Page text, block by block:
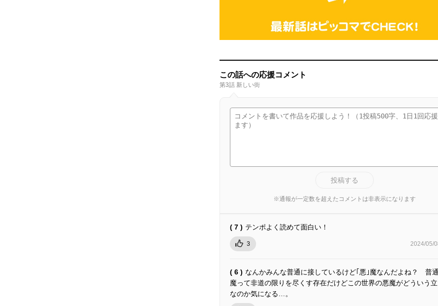
この話への応援コメント
第3話 新しい街
投稿する
※通報が一定数を超えたコメントは非表示になります
( 7 ) テンポよく読めて面白い！
3 2024/05/
( 6 ) なんかみんな普通に接しているけど｢悪｣魔なんだよね？ 普
魔って非道の限りを尽くす存在だけどこの世界の悪魔がどういう
なのか気になる…。